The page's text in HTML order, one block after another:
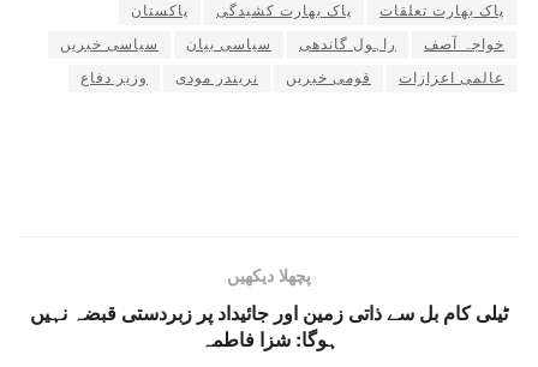
پاک بھارت تعلقات
پاک بھارت کشیدگی
پاکستان
خواجہ آصف
راہول گاندھی سیاسی بیان
سیاسی خبریں
عالمی اعزازات
قومی خبریں نریندر مودی وزیر دفاع
پچھلا دیکھیں
ٹیلی کام بل سے ذاتی زمین اور جائیداد پر زبردستی قبضہ نہیں
ہوگا: شزا فاطمہ